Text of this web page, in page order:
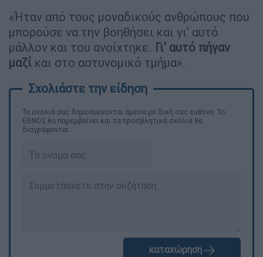
«Ήταν από τους μοναδικούς ανθρώπους που
μπορούσε να την βοηθήσει και γι’ αυτό
μάλλον και του ανοίχτηκε. Γι’ αυτό πήγαν
μαζί και στο αστυνομικό τμήμα».
Τα σχολιά σας δημοσιεύονται άμεσα με δική σας ευθύνη. Το
ΕΘΝΟΣ θα παρεμβαίνει και τα προσβλητικά σχόλια θα
διαγράφονται
καταχώρηση